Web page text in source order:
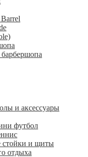
и аксессуары
футбол
стойки и щиты
отдыха